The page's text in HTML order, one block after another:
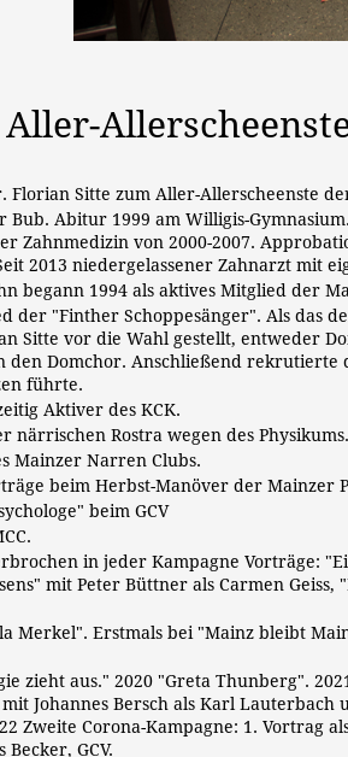
Florian Sitte zum Aller-Allerscheenste
Bub. Abitur 1999 am Willigis-
Zahnmedizin von 2000-2007.
2013 niedergelassener Zahnarzt mit
begann 1994 als aktives Mitglied der
der "Finther Schoppesänger". Als das
Sitte vor die Wahl gestellt, entweder
den Domchor. Anschließend rekrutierte
führte.
Aktiver des KCK.
närrischen Rostra wegen des Physikums.
Mainzer Narren Clubs.
beim Herbst-Manöver der Mainzer
beim GCV
in jeder Kampagne Vorträge:
mit Peter Büttner als Carmen
Merkel". Erstmals bei "Mainz bleibt
zieht aus." 2020 "Greta Thunberg".
Johannes Bersch als Karl
Zweite Corona-Kampagne: 1. Vortrag
Becker, GCV.